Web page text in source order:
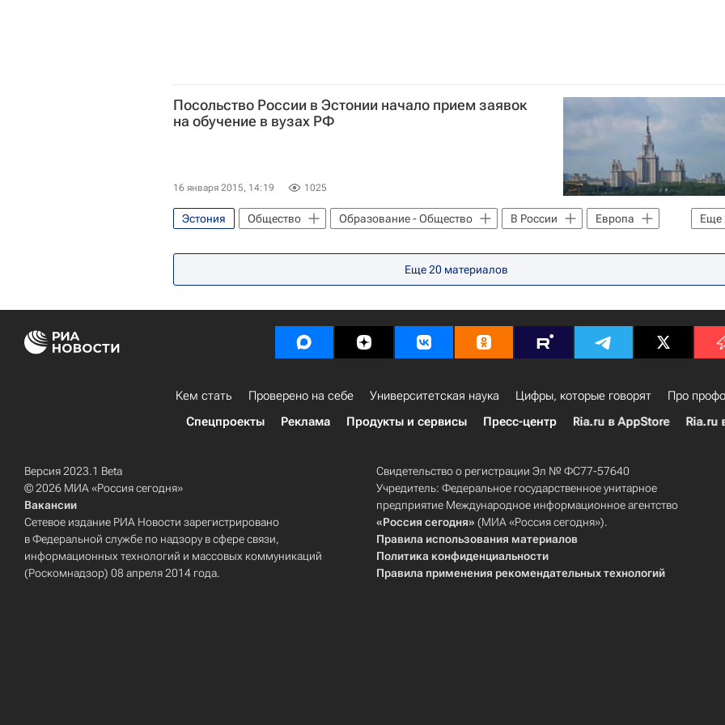
Посольство России в Эстонии начало прием заявок
на обучение в вузах РФ
16 января 2015, 14:19 1025
Еще
Эстония Общество Образование - Общество В России
Европа
Еще20 материалов
Кем стать Проверено на себе Университетская наука Цифры, которые говорят
Про
Спецпроекты
Реклама Продукты и сервисы Пресс-центр Ria.ru в AppStore Ria.ru
Версия 2023.1 Beta
© 2026 МИА «Россия сегодня»
Вакансии
Сетевое издание РИА Новости зарегистрировано
в Федеральной службе по надзору в сфере связи,
информационных технологий и массовых коммуникаций
(Роскомнадзор) 08 апреля 2014 года.
Свидетельство о регистрации Эл № ФС77-57640
Учредитель: Федеральное государственное унитарное
предприятие Международное информационное агентство
«Россия сегодня» (МИА «Россия сегодня»).
Правила использования материалов
Политика конфиденциальности
Правила применения рекомендательных технологий